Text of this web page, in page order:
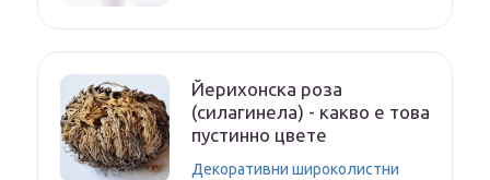
Йерихонска роза
(силагинела) - какво е това
пустинно цвете
Декоративни широколистни